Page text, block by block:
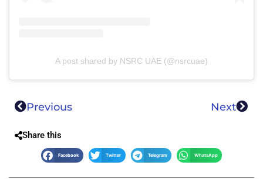
A post shared by NSRC UAE (@nsrcuae)
Previous Next
Share this
Facebook Twitter Telegram WhatsApp